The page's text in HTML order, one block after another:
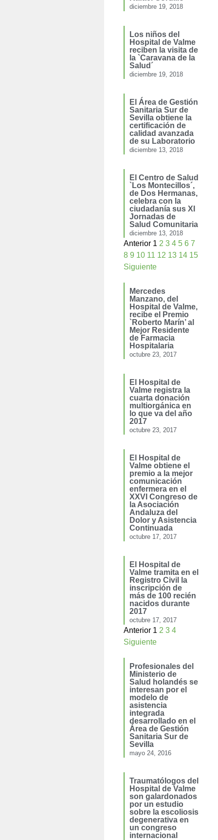
diciembre 19, 2018
Los niños del
Hospital de Valme
reciben la visita de
la `Caravana de la
Salud´
diciembre 19, 2018
El Área de Gestión
Sanitaria Sur de
Sevilla obtiene la
certificación de
calidad avanzada
de su Laboratorio
diciembre 13, 2018
El Centro de Salud
`Los Montecillos´,
de Dos Hermanas,
celebra con la
ciudadanía sus XI
Jornadas de
Salud Comunitaria
diciembre 13, 2018
Anterior 1 2 3 4 5 6 7
8 9 10 11 12 13 14 15
Siguiente
Mercedes
Manzano, del
Hospital de Valme,
recibe el Premio
`Roberto Marín’ al
Mejor Residente
de Farmacia
Hospitalaria
octubre 23, 2017
El Hospital de
Valme registra la
cuarta donación
multiorgánica en
lo que va del año
2017
octubre 23, 2017
El Hospital de
Valme obtiene el
premio a la mejor
comunicación
enfermera en el
XXVI Congreso de
la Asociación
Andaluza del
Dolor y Asistencia
Continuada
octubre 17, 2017
El Hospital de
Valme tramita en el
Registro Civil la
inscripción de
más de 100 recién
nacidos durante
2017
octubre 17, 2017
Anterior 1 2 3 4
Siguiente
Profesionales del
Ministerio de
Salud holandés se
interesan por el
modelo de
asistencia
integrada
desarrollado en el
Área de Gestión
Sanitaria Sur de
Sevilla
mayo 24, 2016
Traumatólogos del
Hospital de Valme
son galardonados
por un estudio
sobre la escoliosis
degenerativa en
un congreso
internacional